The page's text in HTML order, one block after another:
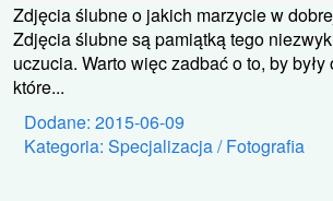
Zdjęcia ślubne o jakich marzycie w
Zdjęcia ślubne są pamiątką tego
uczucia. Warto więc zadbać o to, by
które...
Dodane: 2015-06-09
Kategoria: Specjalizacja / Fotografia